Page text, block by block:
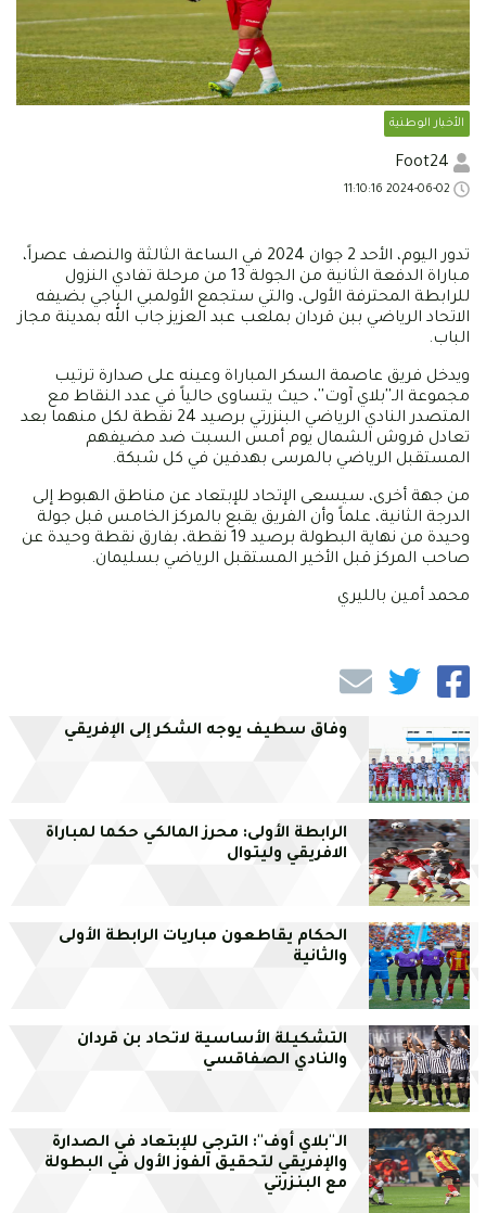
الأخبار الوطنية
تدور اليوم، الأحد 2 جوان 2024 في الساعة الثالثة والنصف عصراً،
مباراة الدفعة الثانية من الجولة 13 من مرحلة تفادي النزول
للرابطة المحترفة الأولى، والتي ستجمع الأولمبي الباجي بضيفه
الاتحاد الرياضي ببن قردان بملعب عبد العزيز جاب الله بمدينة مجاز
الباب.
ويدخل فريق عاصمة السكر المباراة وعينه على صدارة ترتيب
مجموعة الـ''بلاي آوت''، حيث يتساوى حالياً في عدد النقاط مع
المتصدر النادي الرياضي البنزرتي برصيد 24 نقطة لكل منهما بعد
تعادل قروش الشمال يوم أمس السبت ضد مضيفهم
المستقبل الرياضي بالمرسى بهدفين في كل شبكة.
من جهة أخرى، سيسعى الإتحاد للإبتعاد عن مناطق الهبوط إلى
الدرجة الثانية، علماً وأن الفريق يقبع بالمركز الخامس قبل جولة
وحيدة من نهاية البطولة برصيد 19 نقطة، بفارق نقطة وحيدة عن
صاحب المركز قبل الأخير المستقبل الرياضي بسليمان.
محمد أمين بالليري
وفاق سطيف يوجه الشكر إلى الإفريقي
الرابطة الأولى: محرز المالكي حكما لمباراة
الافريقي وليتوال
الحكام يقاطعون مباريات الرابطة الأولى
والثانية
التشكيلة الأساسية لاتحاد بن قردان
والنادي الصفاقسي
الـ''بلاي أوف'': الترجي للإبتعاد في الصدارة
والإفريقي لتحقيق الفوز الأول في البطولة
مع البنزرتي